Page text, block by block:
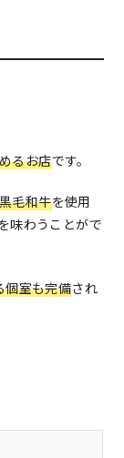
るお店です。
黒毛和牛を使用
味わうことがで
個室も完備され